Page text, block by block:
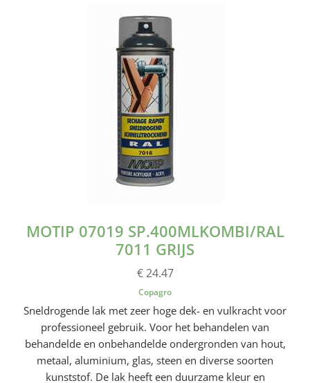
MOTIP 07019 SP.400MLKOMBI/RAL
7011 GRIJS
€ 24.47
Copagro
Sneldrogende lak met zeer hoge dek- en vulkracht voor
professioneel gebruik. Voor het behandelen van
behandelde en onbehandelde ondergronden van hout,
metaal, aluminium, glas, steen en diverse soorten
kunststof. De lak heeft een duurzame kleur en